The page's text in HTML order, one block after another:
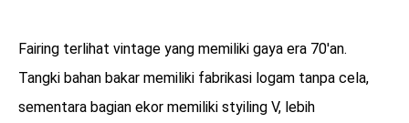
Fairing terlihat vintage yang memiliki gaya era 70'an.
Tangki bahan bakar memiliki fabrikasi logam tanpa cela,
sementara bagian ekor memiliki styiling V, lebih